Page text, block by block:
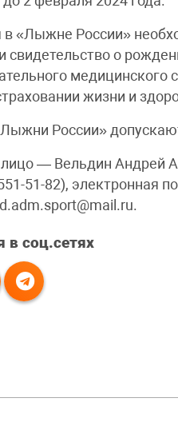
в «Лыжне России»
свидетельство о
медицинского
жизни и
России»
лицо — Вельдин Андрей
51-82), электронная
в соц.сетях